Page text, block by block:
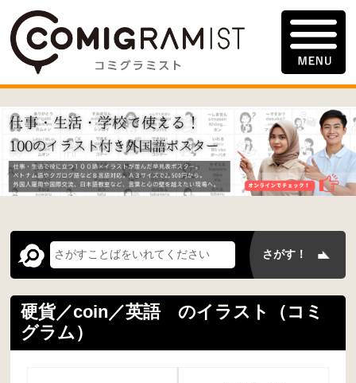
硬貨／coin／英語 のイラスト（コミ
グラム）